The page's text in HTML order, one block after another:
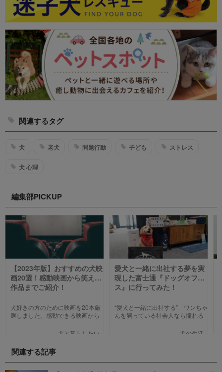
関連するタグ
犬 老犬 問題行動 子ども ストレス
犬 心理
編集部PICKUP
【2023年版】おすすめの犬映
画20選！感動映画から笑える
作品までご紹介！
犬好きの方のために映画を20本厳
選しました。感動できる映画から
で、犬の名作映画を邦画7本,洋画7
ぞれの映画の魅力やあらすじを短
い文章で簡潔に紹介しています。
映画選びの参考にしていただけれ
犬と暮らしたい
愛犬と一緒に出社する夢を実
現した富士通『ドッグオフィ
ス』に行ってみた！
“愛犬と一緒に出社する” ワンちゃ
んを飼っている社会人なら憧れる
そんな夢のような取り組みを富士
新たに設立された【ドッグオフィ
犬の生活
関連する記事